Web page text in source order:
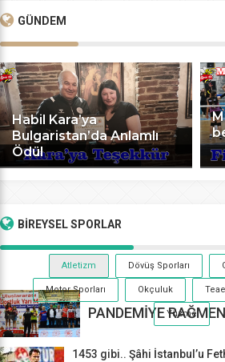
GÜNDEM
Habil Kara’ya
Bulgaristan’da Anlamlı
Ödül
BİREYSELSPORLAR
Atletizm Dövüş Sporları
Motor Sporları Okçuluk
Yüzme
PANDEMİYE
1453 gibi.. Şâhi İstanbul’u